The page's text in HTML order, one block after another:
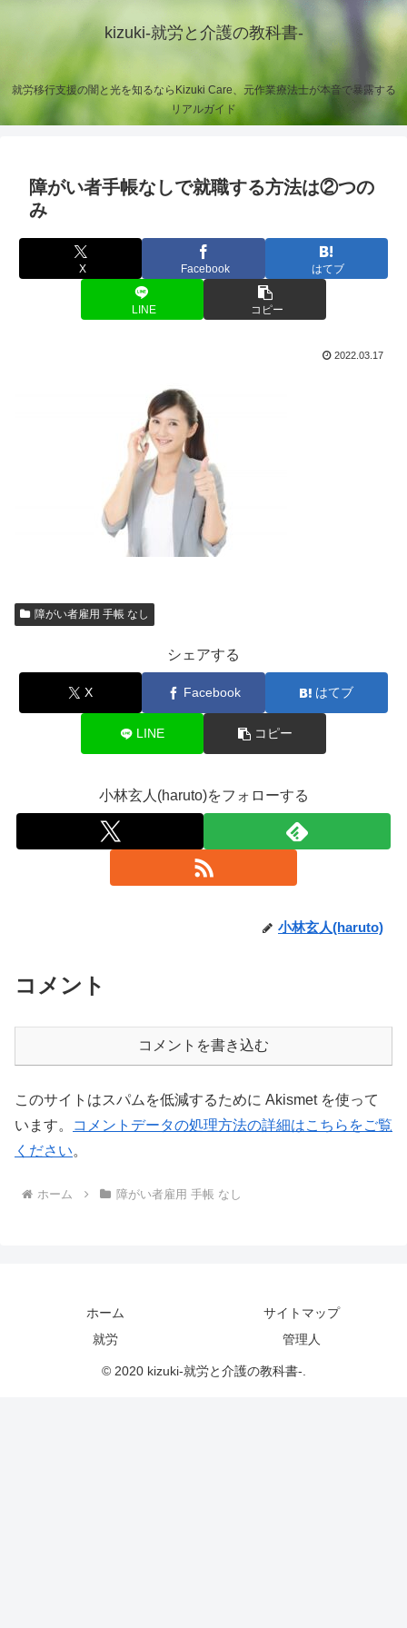
kizuki-就労と介護の教科書-
就労移行支援の闇と光を知るならKizuki Care、元作業療法士が本音で暴露する
リアルガイド
障がい者手帳なしで就職する方法は②つの
み
X Facebook はてブ
LINE コピー
2022.03.17
障がい者雇用 手帳 なし
シェアする
X Facebook はてブ
LINE コピー
小林玄人(haruto)をフォローする
小林玄人(haruto)
コメント
コメントを書き込む
このサイトはスパムを低減するために Akismet を使って
います。
コメントデータの処理方法の詳細はこちらをご覧
ください。
ホーム 障がい者雇用 手帳 なし
ホーム
サイトマップ
就労
管理人
© 2020 kizuki-就労と介護の教科書-.